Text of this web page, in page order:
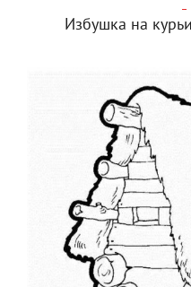
Избушка на